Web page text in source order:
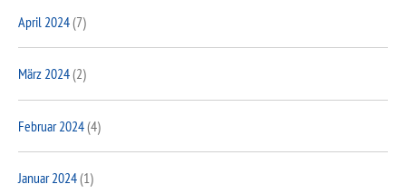
April 2024(7)
März 2024(2)
Februar 2024(4)
Januar 2024(1)